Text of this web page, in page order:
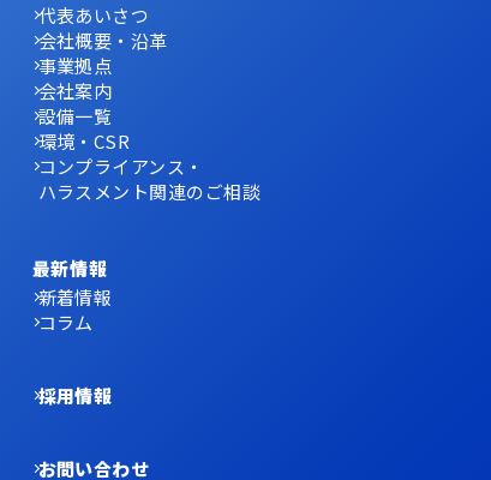
代表あいさつ
会社概要・沿革
事業拠点
会社案内
設備一覧
環境・CSR
コンプライアンス・
ハラスメント関連のご相談
最新情報
新着情報
コラム
採用情報
お問い合わせ